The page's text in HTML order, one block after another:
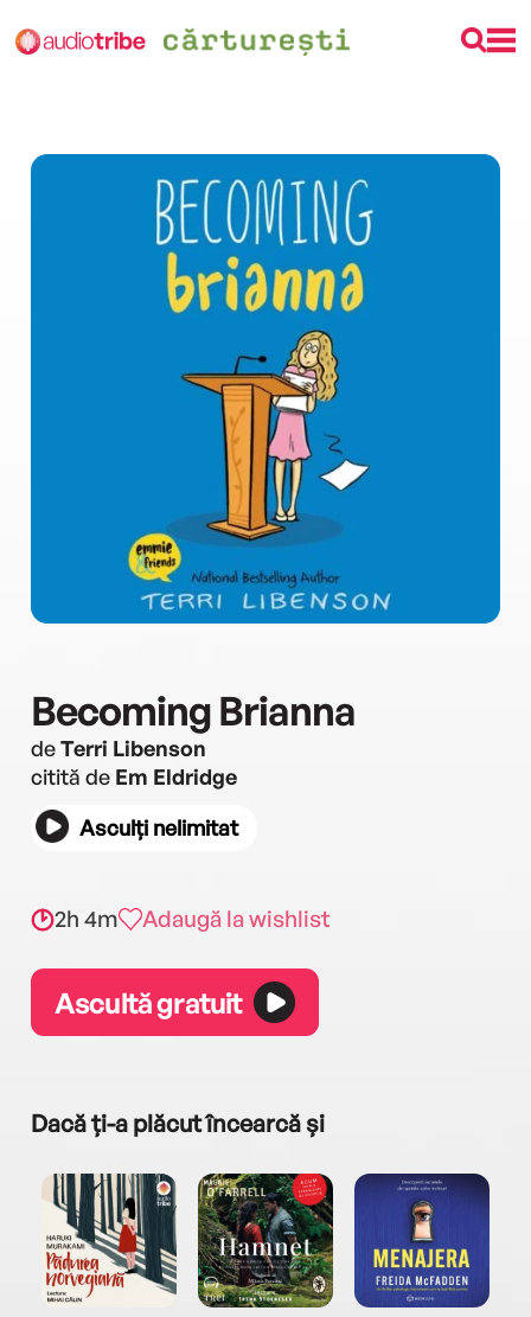
Becoming Brianna
deTerri Libenson
citită de Em Eldridge
Asculți nelimitat
2h 4m Adaugă la wishlist
Ascultă gratuit
Dacă ți-a plăcut încearcă și